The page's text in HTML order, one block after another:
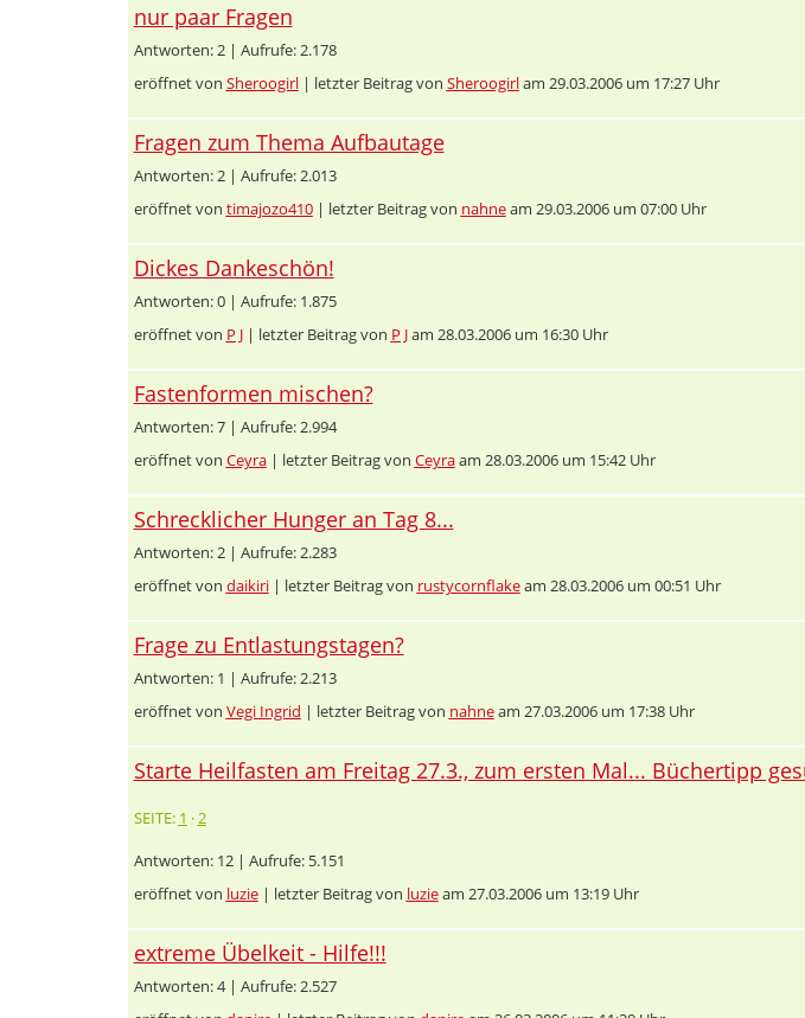
nur paar Fragen
Antworten: 2 | Aufrufe: 2.178
eröffnet von Sheroogirl| letzter Beitrag von Sheroogirlam 29.03.2006 um 17:27 Uhr
Fragen zum Thema Aufbautage
Antworten: 2 | Aufrufe: 2.013
eröffnet von timajozo410| letzter Beitrag von nahneam 29.03.2006 um 07:00 Uhr
Dickes Dankeschön!
Antworten: 0 | Aufrufe: 1.875
eröffnet von P J| letzter Beitrag von P Jam 28.03.2006 um 16:30 Uhr
Fastenformen mischen?
Antworten: 7 | Aufrufe: 2.994
eröffnet von Ceyra| letzter Beitrag von Ceyraam 28.03.2006 um 15:42 Uhr
Schrecklicher Hunger an Tag 8...
Antworten: 2 | Aufrufe: 2.283
eröffnet von daikiri| letzter Beitrag von rustycornflakeam 28.03.2006 um 00:51 Uhr
Frage zu Entlastungstagen?
Antworten: 1 | Aufrufe: 2.213
eröffnet von Vegi Ingrid | letzter Beitrag von nahneam 27.03.2006 um 17:38 Uhr
Starte Heilfasten am Freitag 27.3., zum ersten Mal... Büchertipp
SEITE: 1 ·2
Antworten: 12 | Aufrufe: 5.151
eröffnet von luzie| letzter Beitrag von luzieam 27.03.2006 um 13:19 Uhr
extreme Übelkeit - Hilfe!!!
Antworten: 4 | Aufrufe: 2.527